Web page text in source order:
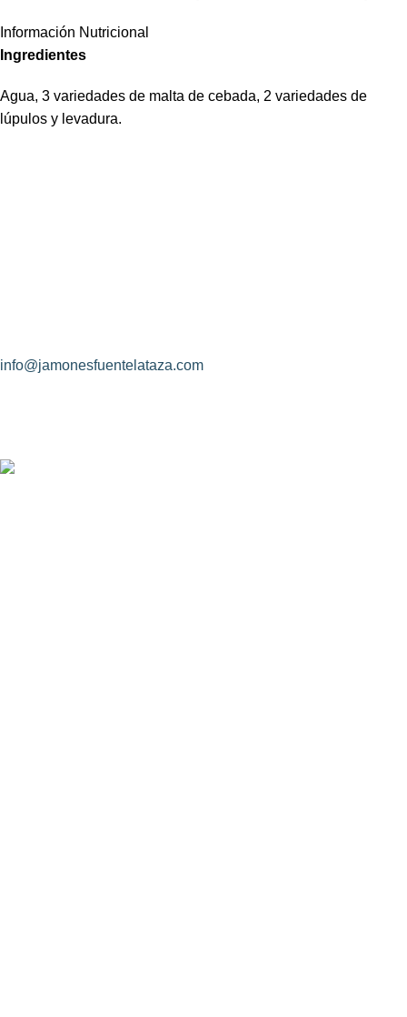
Información Nutricional
Ingredientes
Agua, 3 variedades de malta de cebada, 2 variedades de
lúpulos y levadura.
info@jamonesfuentelataza.com